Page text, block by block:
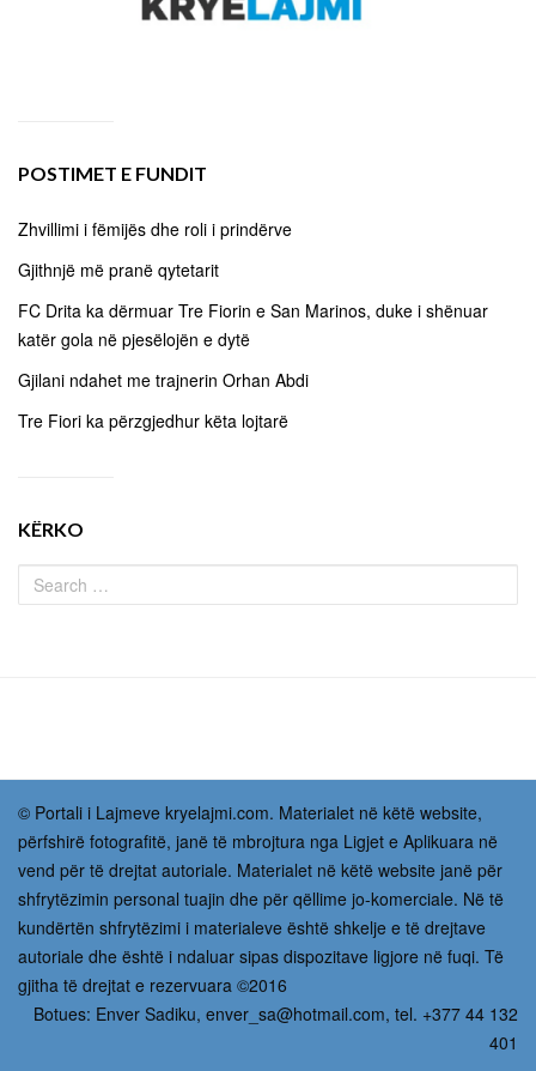
POSTIMET E FUNDIT
Zhvillimi i fëmijës dhe roli i prindërve
Gjithnjë më pranë qytetarit
FC Drita ka dërmuar Tre Fiorin e San Marinos, duke i shënuar
katër gola në pjesëlojën e dytë
Gjilani ndahet me trajnerin Orhan Abdi
Tre Fiori ka përzgjedhur këta lojtarë
KËRKO
© Portali i Lajmeve kryelajmi.com. Materialet në këtë website,
përfshirë fotografitë, janë të mbrojtura nga Ligjet e Aplikuara në
vend për të drejtat autoriale. Materialet në këtë website janë për
shfrytëzimin personal tuajin dhe për qëllime jo-komerciale. Në të
kundërtën shfrytëzimi i materialeve është shkelje e të drejtave
autoriale dhe është i ndaluar sipas dispozitave ligjore në fuqi. Të
gjitha të drejtat e rezervuara ©2016
Botues: Enver Sadiku, enver_sa@hotmail.com, tel. +377 44 132
401